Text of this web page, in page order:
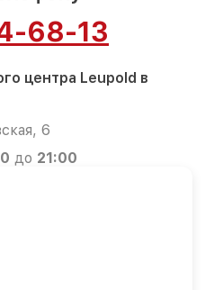
68-13
центра Leupold в
6
до 21:00